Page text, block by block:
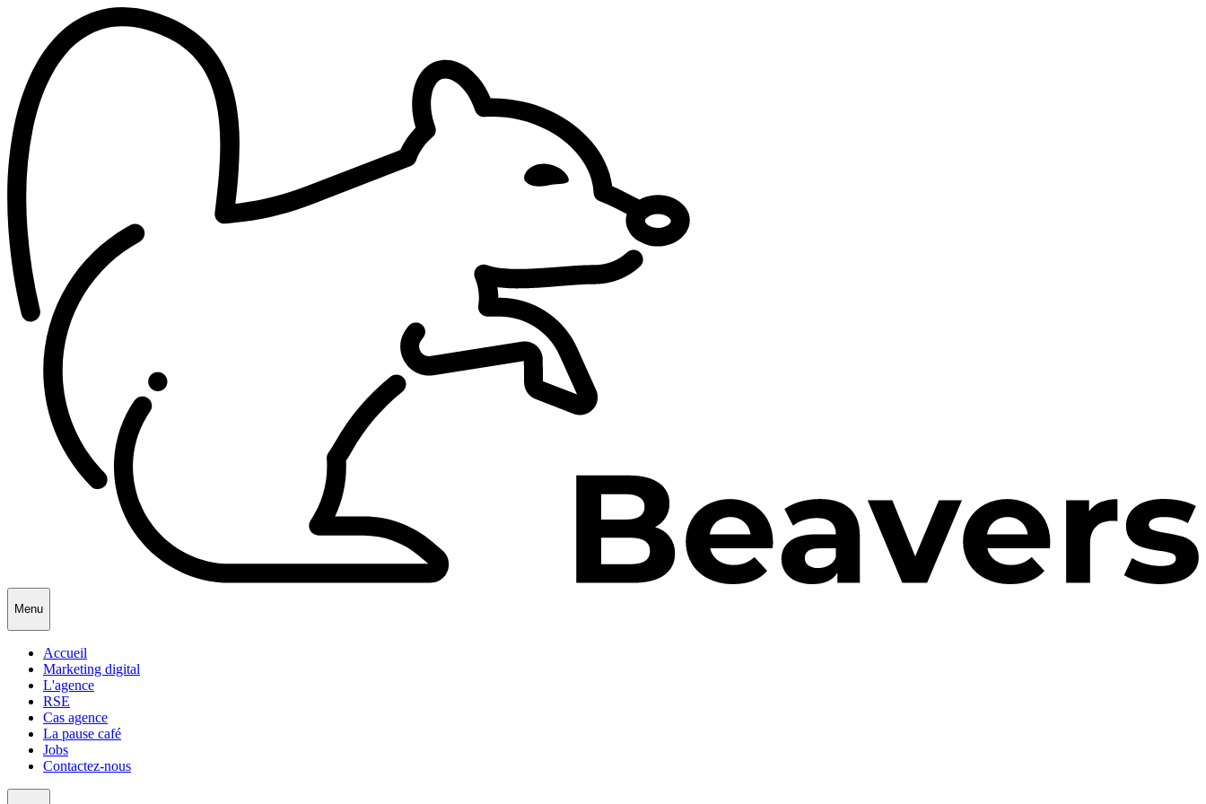
Menu
Accueil
Marketing digital
L'agence
RSE
Cas agence
La pause café
Jobs
Contactez-nous